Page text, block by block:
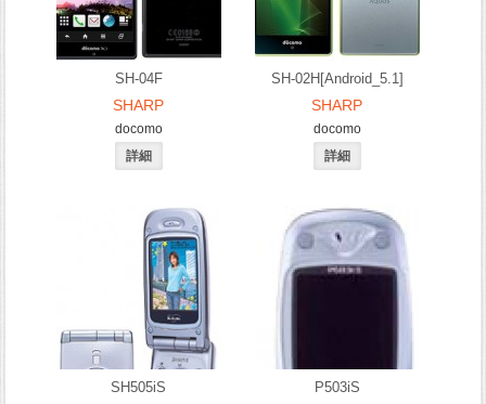
SH-04F
SHARP
docomo
SH-02H[Android_5.1]
SHARP
docomo
SH505iS P503iS